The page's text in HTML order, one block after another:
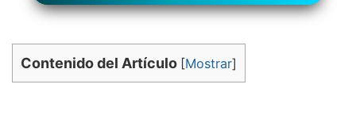
Contenido del Artículo [Mostrar]